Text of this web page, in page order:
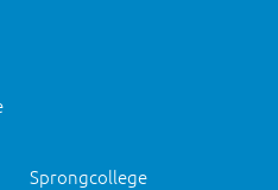
Sprongcollege